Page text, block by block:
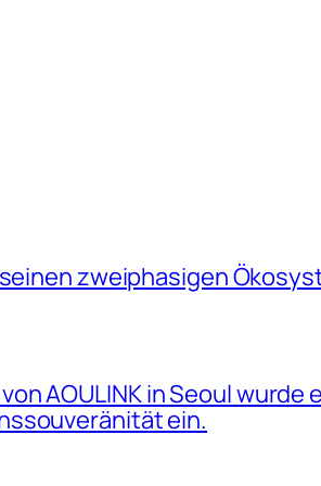
zweiphasigen
AOULINK in Seoul
ein.